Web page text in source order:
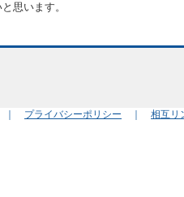
思います。
｜ プライバシーポリシー 相互リ